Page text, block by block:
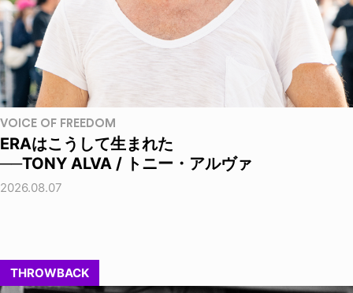
VOICE OF FREEDOM
ERAはこうして生まれた
──TONY ALVA / トニー・アルヴァ
2026.08.07
THROWBACK